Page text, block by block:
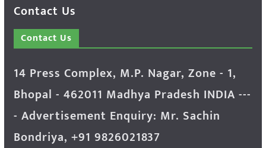
Contact Us
Contact Us
14 Press Complex, M.P. Nagar, Zone - 1,
Bhopal - 462011 Madhya Pradesh INDIA ---
- Advertisement Enquiry: Mr. Sachin
Bondriya, +91 9826021837